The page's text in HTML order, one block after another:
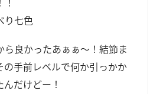
り七色
ら良かったあぁぁ～！結節ま
の手前レベルで何か引っかか
だけどー！